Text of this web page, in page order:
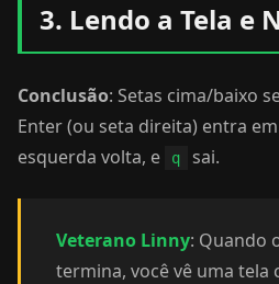
3. Lendo a Tela e
Conclusão: Setas cima/baixo
Enter (ou seta direita) entra
esquerda volta, e
q sai.
Veterano Linny: Quando
termina, você vê uma tela